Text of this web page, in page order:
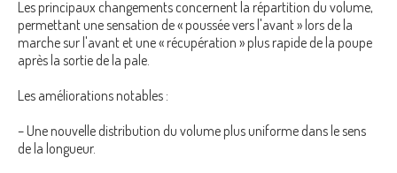
Les principaux changements concernent la répartition du volume,
permettant une sensation de « poussée vers l'avant » lors de la
marche sur l'avant et une « récupération » plus rapide de la poupe
après la sortie de la pale.
Les améliorations notables :
– Une nouvelle distribution du volume plus uniforme dans le sens
de la longueur.